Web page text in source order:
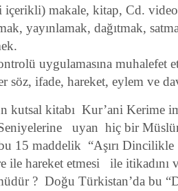
içerikli) makale, kitap, Cd.
yayınlamak, dağıtmak,
uygulamasına muhalefet
söz, ifade, hareket, eylem ve
kutsal kitabı Kur’ani Kerime
uyan hiç bir
15 maddelik “Aşırı Dincilikle
ile hareket etmesi ile itikadını
? Doğu Türkistan’da bu